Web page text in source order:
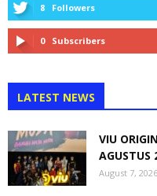
8 Followers
0 Subscribers
LATEST NEWS
VIU
AGUSTUS
August 7, 2026